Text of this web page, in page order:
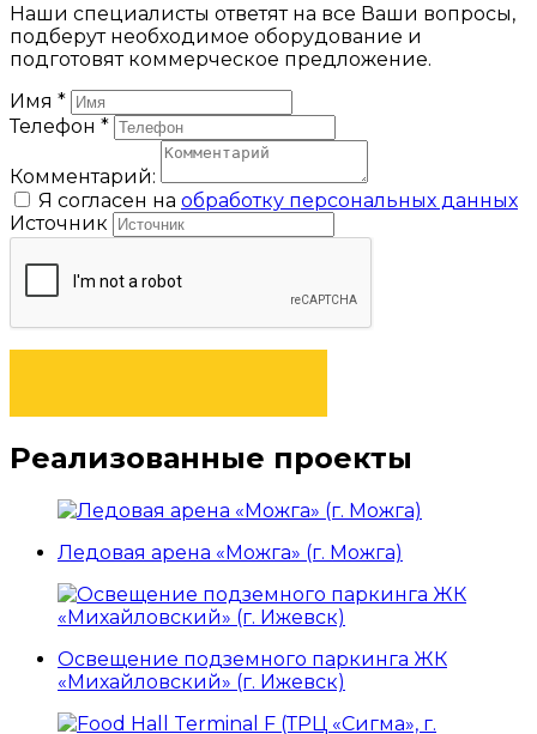
Наши специалисты ответят на все Ваши вопросы,
подберут необходимое оборудование и
подготовят коммерческое предложение.
Имя *
Телефон *
Комментарий:
Я согласен на обработку персональных данных
Источник
Реализованные проекты
Ледовая арена «Можга» (г. Можга)
Освещение подземного паркинга ЖК
«Михайловский» (г. Ижевск)